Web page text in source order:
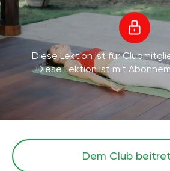
Diese Lektion ist für
Diese Lektion ist mit
Dem Club